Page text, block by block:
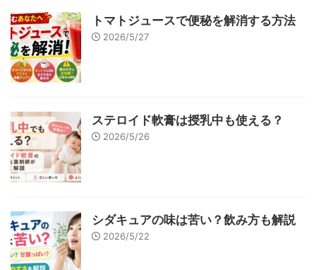
トマトジュースで便秘を解消する方法
2026/5/27
ステロイド軟膏は授乳中も使える？
2026/5/26
シダキュアの味は苦い？飲み方も解説
2026/5/22